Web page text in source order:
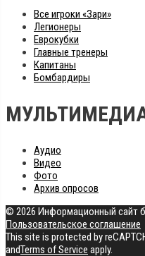
Все игроки «Зари»
Легионеры
Еврокубки
Главные тренеры
Капитаны
Бомбардиры
Аудио
Видео
Фото
Архив опросов
© 2026 Информационный сайт
Пользовательское соглашение
This site is protected by
andTerms of Service apply.